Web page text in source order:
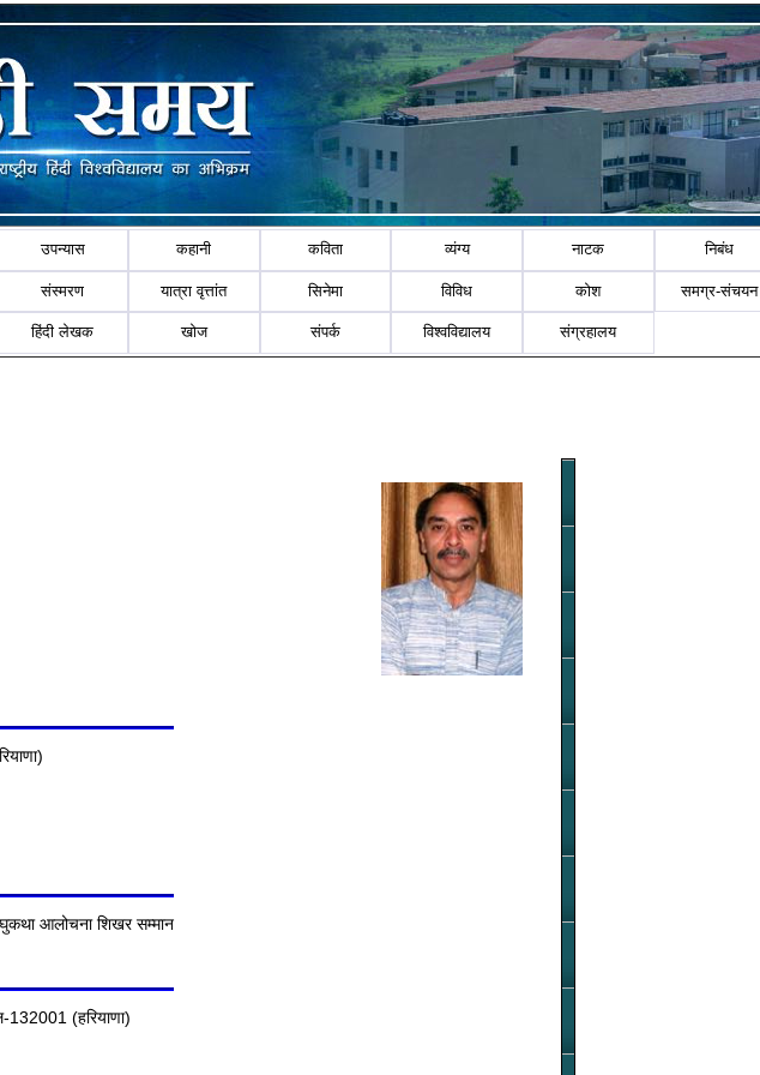
उपन्यास कहानी कविता व्यंग्य नाटक निबंध
संस्मरण यात्रा वृत्तांत सिनेमा विविध कोश समग्र-संचयन
हिंदी लेखक खोज संपर्क विश्वविद्यालय संग्रहालय
आलोचना शिखर सम्मान
(हरियाणा)